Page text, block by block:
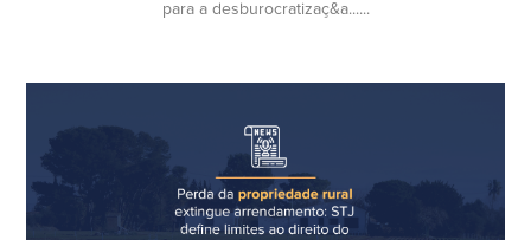
para a desburocratizaç&a......